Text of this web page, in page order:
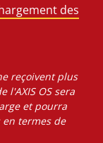
des
reçoivent plus
l'AXIS OS sera
et pourra
termes de